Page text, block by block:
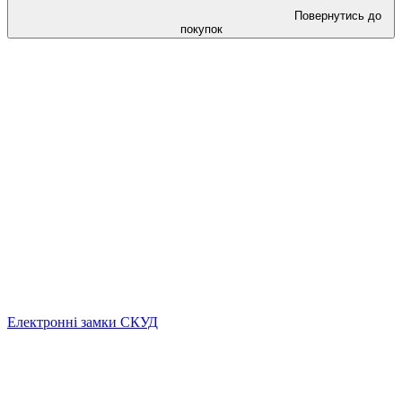
Повернутись до
покупок
Електронні замки СКУД